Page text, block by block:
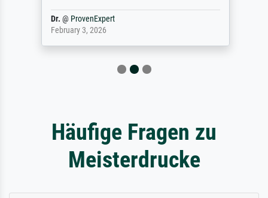
Dr.@ ProvenExpert
February 3, 2026
Häufige Fragen zu
Meisterdrucke